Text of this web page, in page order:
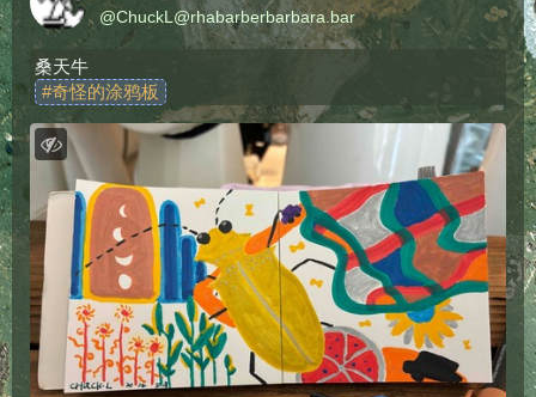
@ChuckL@rhabarberbarbara.bar
桑天牛
#奇怪的涂鸦板